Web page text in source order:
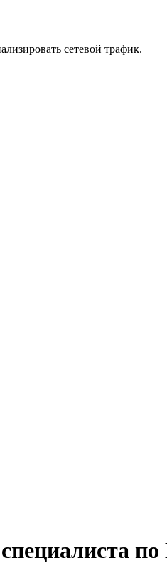
сетевой трафик.
специалиста